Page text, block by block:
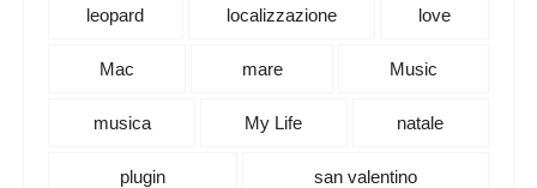
leopard localizzazione love
Mac mare Music
musica My Life natale
plugin san valentino